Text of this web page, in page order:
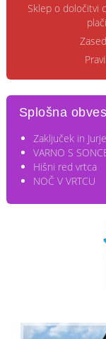
Sklep o določitvi
Splošna
Zaključek in
VARNO S
Hišni red vrtca
NOČ V VRTCU